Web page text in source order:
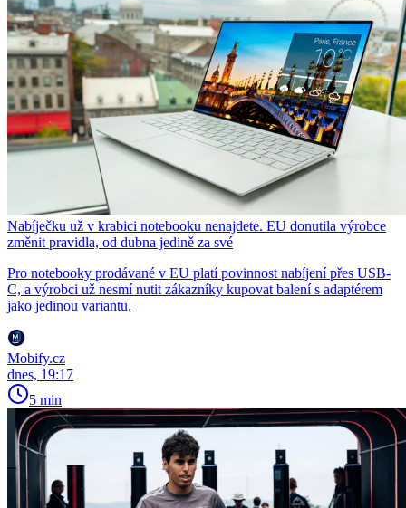
Nabíječku už v krabici notebooku nenajdete. EU donutila výrobce
změnit pravidla, od dubna jedině za své
Pro notebooky prodávané v EU platí povinnost nabíjení přes USB-
C, a výrobci už nesmí nutit zákazníky kupovat balení s adaptérem
jako jedinou variantu.
Mobify.cz
dnes, 19:17
5 min